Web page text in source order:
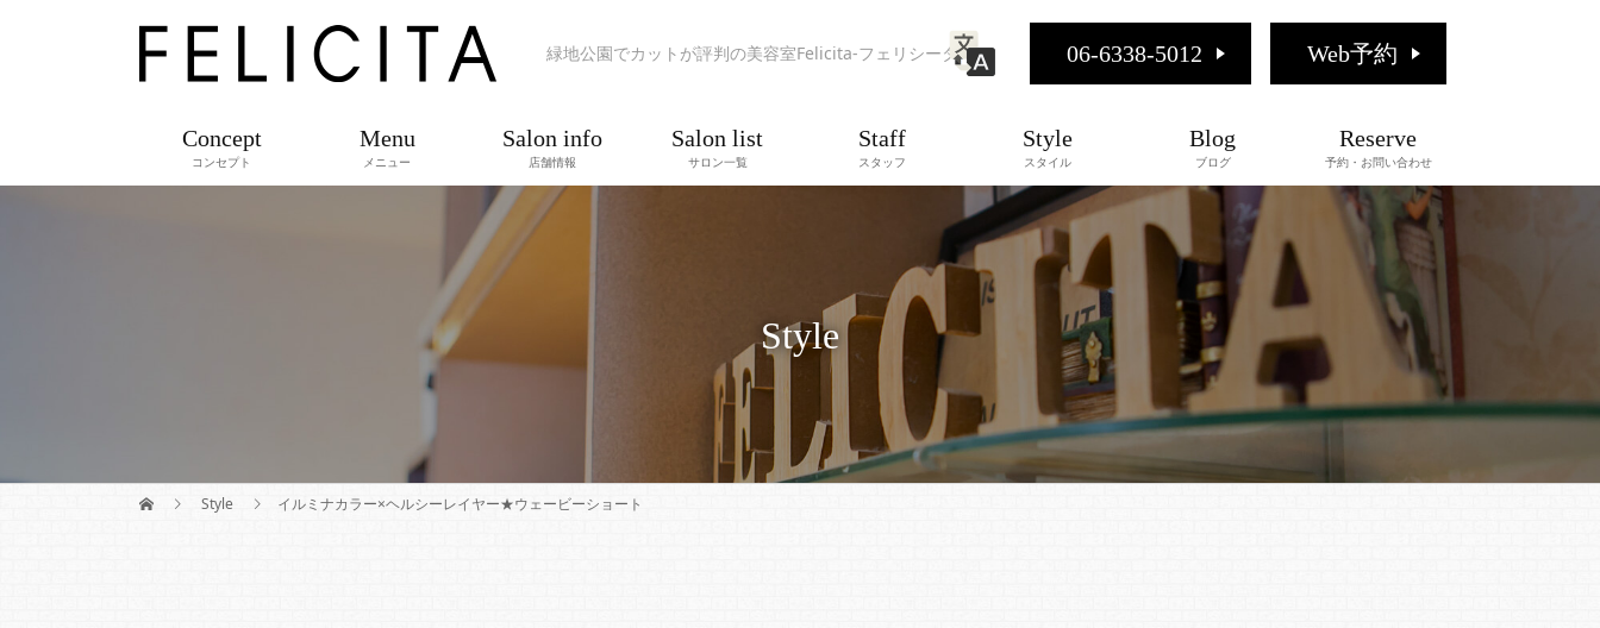
緑地公園でカットが評判の美容室Felicita-フェリシータ- 06-6338-5012 Web予約
Concept
コンセプト
Menu
メニュー
Salon info
店舗情報
Salon list
サロン一覧
Staff
スタッフ
Style
スタイル
Blog
ブログ
Reserve
予約・お問い合わせ
Style
Style イルミナカラー×ヘルシーレイヤー★ウェービーショート